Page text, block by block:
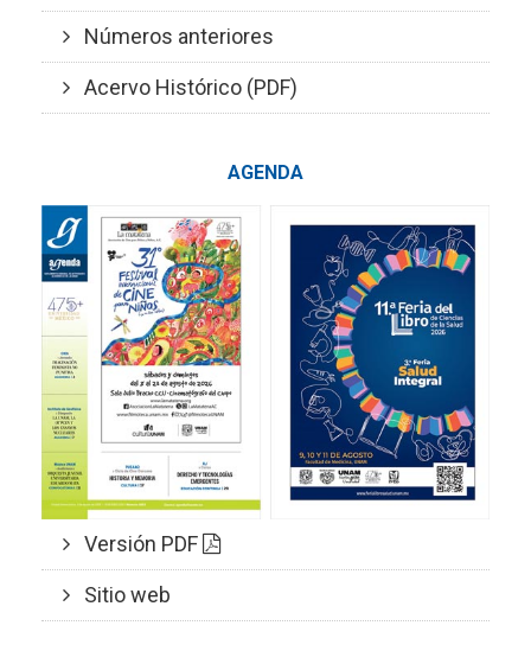
Números anteriores
Acervo Histórico (PDF)
AGENDA
Versión PDF
Sitio web